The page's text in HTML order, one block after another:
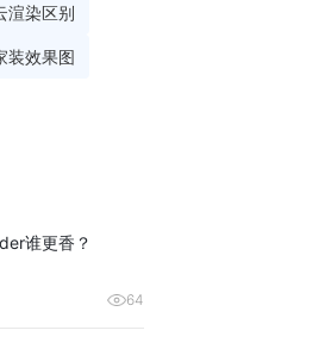
渲染区别
装效果图
谁更香？
64